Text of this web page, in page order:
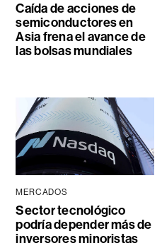
Caída de acciones de
semiconductores en
Asia frena el avance de
las bolsas mundiales
MERCADOS
Sector tecnológico
podría depender más de
inversores minoristas